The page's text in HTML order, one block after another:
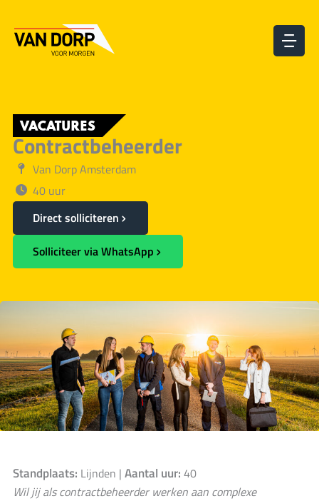
naar
VACATURES
Contractbeheerder
Van Dorp Amsterdam
40 uur
Direct solliciteren
Solliciteer via WhatsApp
Standplaats: Lijnden | Aantal uur: 40
Wil jij als contractbeheerder werken aan complexe